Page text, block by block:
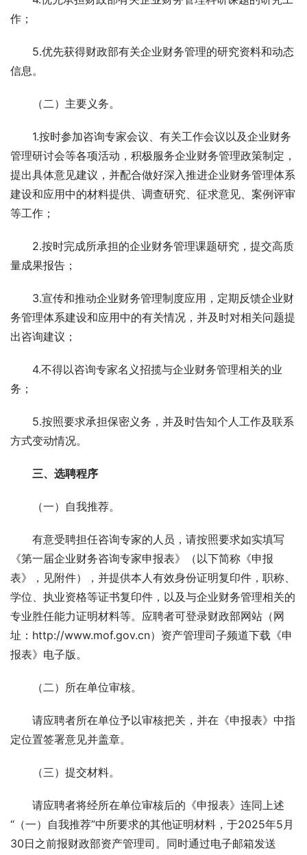
作；
5.优先获得财政部有关企业财务管理的研究资料和动态
信息。
（二）主要义务。
1.按时参加咨询专家会议、有关工作会议以及企业财务
管理研讨会等各项活动，积极服务企业财务管理政策制定，
提出具体意见建议，并配合做好深入推进企业财务管理体系
建设和应用中的材料提供、调查研究、征求意见、案例评审
等工作；
2.按时完成所承担的企业财务管理课题研究，提交高质
量成果报告；
3.宣传和推动企业财务管理制度应用，定期反馈企业财
务管理体系建设和应用中的有关情况，并及时对相关问题提
出咨询建议；
4.不得以咨询专家名义招揽与企业财务管理相关的业
务；
5.按照要求承担保密义务，并及时告知个人工作及联系
方式变动情况。
三、选聘程序
（一）自我推荐。
有意受聘担任咨询专家的人员，请按照要求如实填写
《第一届企业财务咨询专家申报表》（以下简称《申报
表》，见附件），并提供本人有效身份证明复印件，职称、
学位、执业资格等证书复印件，以及与企业财务管理相关的
专业胜任能力证明材料等。应聘者可登录财政部网站（网
址：http://www.mof.gov.cn）资产管理司子频道下载《申
报表》电子版。
（二）所在单位审核。
请应聘者所在单位予以审核把关，并在《申报表》中指
定位置签署意见并盖章。
（三）提交材料。
请应聘者将经所在单位审核后的《申报表》连同上述
“（一）自我推荐”中所要求的其他证明材料，于2025年5月
30日之前报财政部资产管理司。同时通过电子邮箱发送